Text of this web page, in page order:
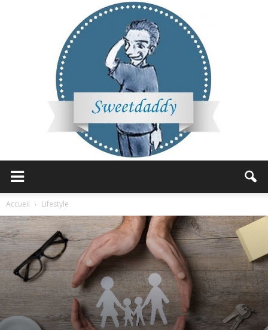
Accueil Lifestyle